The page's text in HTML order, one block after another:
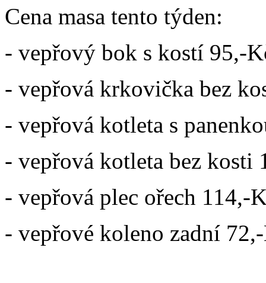
Cena masa tento týden:
- vepřový bok s kostí 95,-
- vepřová krkovička bez
- vepřová kotleta s
- vepřová kotleta bez kosti
- vepřová plec ořech 114,-
- vepřové koleno zadní